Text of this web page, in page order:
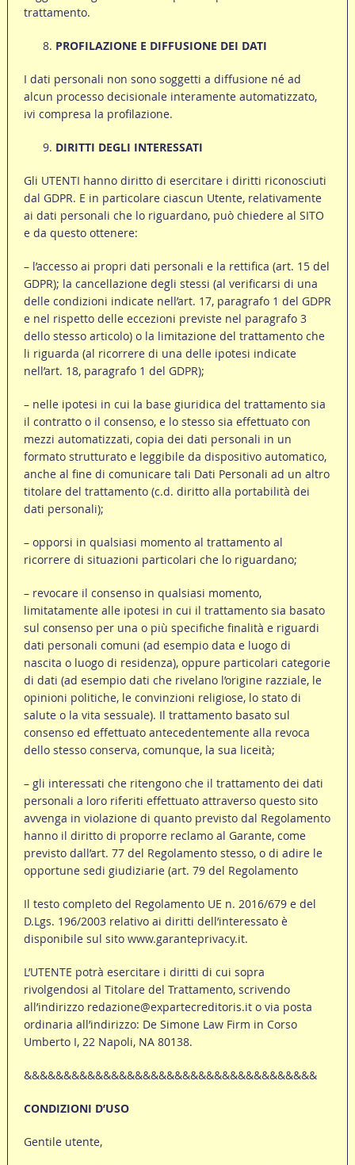
trattamento.
PROFILAZIONE E DIFFUSIONE DEI DATI
I dati personali non sono soggetti a diffusione né ad
alcun processo decisionale interamente automatizzato,
ivi compresa la profilazione.
DIRITTI DEGLI INTERESSATI
Gli UTENTI hanno diritto di esercitare i diritti riconosciuti
dal GDPR. E in particolare ciascun Utente, relativamente
ai dati personali che lo riguardano, può chiedere al SITO
e da questo ottenere:
– l’accesso ai propri dati personali e la rettifica (art. 15 del
GDPR); la cancellazione degli stessi (al verificarsi di una
delle condizioni indicate nell’art. 17, paragrafo 1 del GDPR
e nel rispetto delle eccezioni previste nel paragrafo 3
dello stesso articolo) o la limitazione del trattamento che
li riguarda (al ricorrere di una delle ipotesi indicate
nell’art. 18, paragrafo 1 del GDPR);
– nelle ipotesi in cui la base giuridica del trattamento sia
il contratto o il consenso, e lo stesso sia effettuato con
mezzi automatizzati, copia dei dati personali in un
formato strutturato e leggibile da dispositivo automatico,
anche al fine di comunicare tali Dati Personali ad un altro
titolare del trattamento (c.d. diritto alla portabilità dei
dati personali);
– opporsi in qualsiasi momento al trattamento al
ricorrere di situazioni particolari che lo riguardano;
– revocare il consenso in qualsiasi momento,
limitatamente alle ipotesi in cui il trattamento sia basato
sul consenso per una o più specifiche finalità e riguardi
dati personali comuni (ad esempio data e luogo di
nascita o luogo di residenza), oppure particolari categorie
di dati (ad esempio dati che rivelano l’origine razziale, le
opinioni politiche, le convinzioni religiose, lo stato di
salute o la vita sessuale). Il trattamento basato sul
consenso ed effettuato antecedentemente alla revoca
dello stesso conserva, comunque, la sua liceità;
– gli interessati che ritengono che il trattamento dei dati
personali a loro riferiti effettuato attraverso questo sito
avvenga in violazione di quanto previsto dal Regolamento
hanno il diritto di proporre reclamo al Garante, come
previsto dall’art. 77 del Regolamento stesso, o di adire le
opportune sedi giudiziarie (art. 79 del Regolamento
Il testo completo del Regolamento UE n. 2016/679 e del
D.Lgs. 196/2003 relativo ai diritti dell’interessato è
disponibile sul sito www.garanteprivacy.it.
L’UTENTE potrà esercitare i diritti di cui sopra
rivolgendosi al Titolare del Trattamento, scrivendo
all’indirizzo redazione@expartecreditoris.ito via posta
ordinaria all’indirizzo: De Simone Law Firm in Corso
Umberto I, 22 Napoli, NA 80138.
&&&&&&&&&&&&&&&&&&&&&&&&&&&&&&&&&&&&&
CONDIZIONI D’USO
Gentile utente,